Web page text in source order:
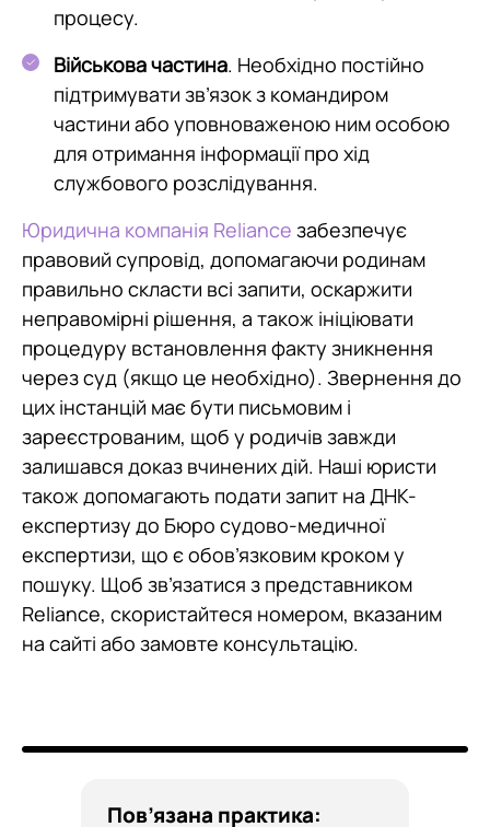
Пов’язана практика:
процесу.
Військова частина. Необхідно постійно
підтримувати зв’язок з командиром
частини або уповноваженою ним особою
для отримання інформації про хід
службового розслідування.
Юридична компанія Reliance забезпечує
правовий супровід, допомагаючи родинам
правильно скласти всі запити, оскаржити
неправомірні рішення, а також ініціювати
процедуру встановлення факту зникнення
через суд (якщо це необхідно). Звернення до
цих інстанцій має бути письмовим і
зареєстрованим, щоб у родичів завжди
залишався доказ вчинених дій. Наші юристи
також допомагають подати запит на ДНК-
експертизу до Бюро судово-медичної
експертизи, що є обов’язковим кроком у
пошуку. Щоб зв’язатися з представником
Reliance, скористайтеся номером, вказаним
на сайті або замовте консультацію.